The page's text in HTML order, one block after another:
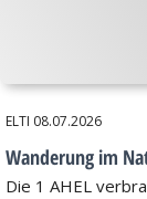
ELTI 08.07.2026
Wanderung im
Die 1 AHEL